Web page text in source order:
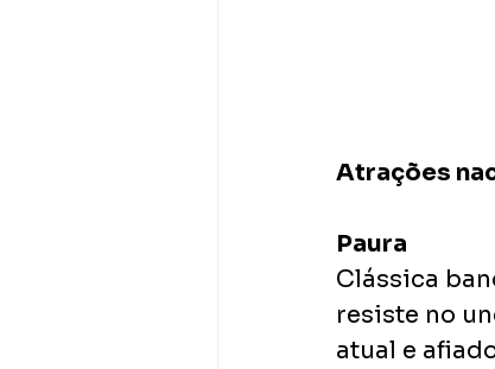
Atrações
Paura
Clássica
resiste no
atual e